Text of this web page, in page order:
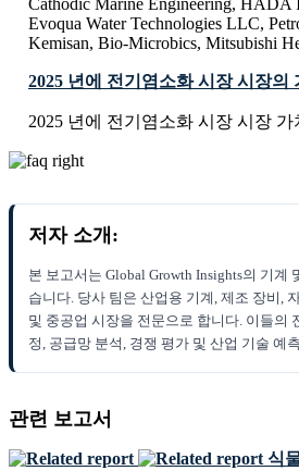
Cathodic Marine Engineering, HADA
Evoqua Water Technologies LLC,
Kemisan, Bio-Microbics, Mitsubishi
2025 년에 전기염소화 시장 시장의
2025 년에 전기염소화 시장 시장
저자 소개:
본 보고서는 Global Growth Insights의 기계
습니다. 당사 팀은 산업용 기계, 제조 장비,
및 중공업 시장을 전문으로 합니다. 이들의
정, 공급망 분석, 경쟁 평가 및 산업 기술 예
관련 보고서
식